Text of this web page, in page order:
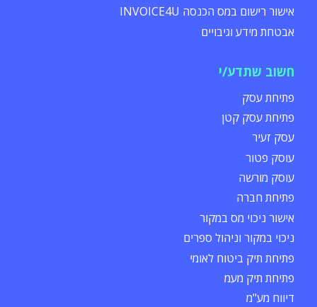
אישור רישום במס הכנסה INVOICE4U
אבטחת מידע וגיבויים
חשוב שתדע/י
פתיחת עסק
פתיחת עסק קטן
עסק זעיר
עוסק פטור
עוסק מורשה
פתיחת חברה
אישור ניכוי מס במקור
ניכוי במקור וניהול ספרים
פתיחת תיק ביטוח לאומי
פתיחת תיק מעמ
דיווח מע"מ